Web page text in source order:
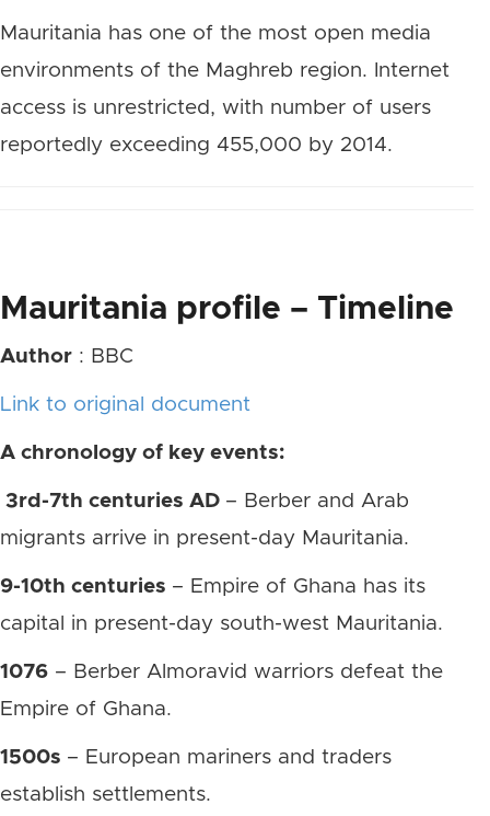
Mauritania has one of the most open media
environments of the Maghreb region. Internet
access is unrestricted, with number of users
reportedly exceeding 455,000 by 2014.
Mauritania profile – Timeline
Author : BBC
Link to original document
A chronology of key events:
3rd-7th centuries AD – Berber and Arab
migrants arrive in present-day Mauritania.
9-10th centuries – Empire of Ghana has its
capital in present-day south-west Mauritania.
1076 – Berber Almoravid warriors defeat the
Empire of Ghana.
1500s – European mariners and traders
establish settlements.